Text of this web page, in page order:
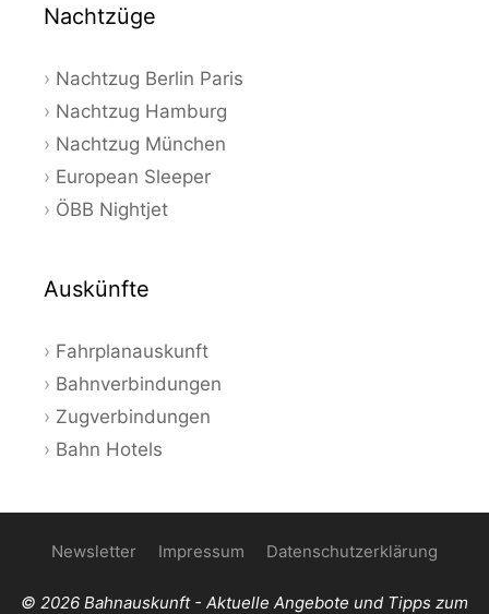
Nachtzüge
Nachtzug Berlin Paris
Nachtzug Hamburg
Nachtzug München
European Sleeper
ÖBB Nightjet
Auskünfte
Fahrplanauskunft
Bahnverbindungen
Zugverbindungen
Bahn Hotels
Newsletter Impressum Datenschutzerklärung
© 2026 Bahnauskunft - Aktuelle Angebote und Tipps zum